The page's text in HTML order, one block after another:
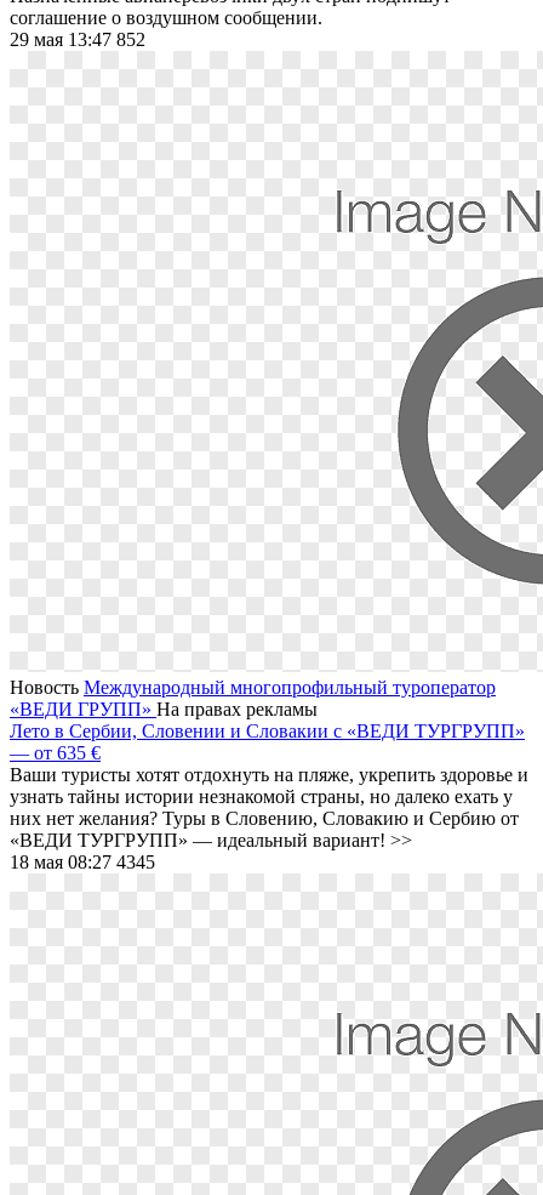
соглашение о воздушном сообщении.
29 мая 13:47 852
Новость Международный многопрофильный туроператор
«ВЕДИ ГРУПП» На правах рекламы
Лето в Сербии, Словении и Словакии с «ВЕДИ ТУРГРУПП»
― от 635 €
Ваши туристы хотят отдохнуть на пляже, укрепить здоровье и
узнать тайны истории незнакомой страны, но далеко ехать у
них нет желания? Туры в Словению, Словакию и Сербию от
«ВЕДИ ТУРГРУПП» ― идеальный вариант! >>
18 мая 08:27 4345